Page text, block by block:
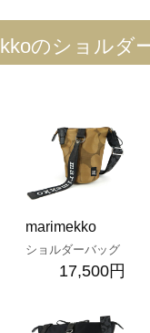
のショルダ
marimekko
ショルダーバッグ
17,500円